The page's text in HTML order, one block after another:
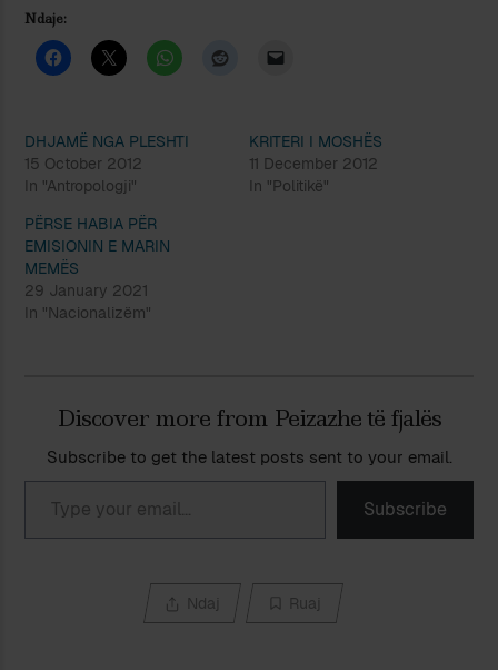
Ndaje:
DHJAMË NGA PLESHTI
15 October 2012
In "Antropologji"
KRITERI I MOSHËS
11 December 2012
In "Politikë"
PËRSE HABIA PËR
EMISIONIN E MARIN
MEMËS
29 January 2021
In "Nacionalizëm"
Discover more from Peizazhe të fjalës
Subscribe to get the latest posts sent to your email.
Type your email…
Subscribe
Ndaj Ruaj